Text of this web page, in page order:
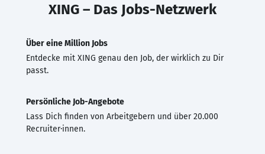
XING – Das Jobs-Netzwerk
Über eine Million Jobs
Entdecke mit XING genau den Job, der wirklich zu Dir
passt.
Persönliche Job-Angebote
Lass Dich finden von Arbeitgebern und über 20.000
Recruiter·innen.